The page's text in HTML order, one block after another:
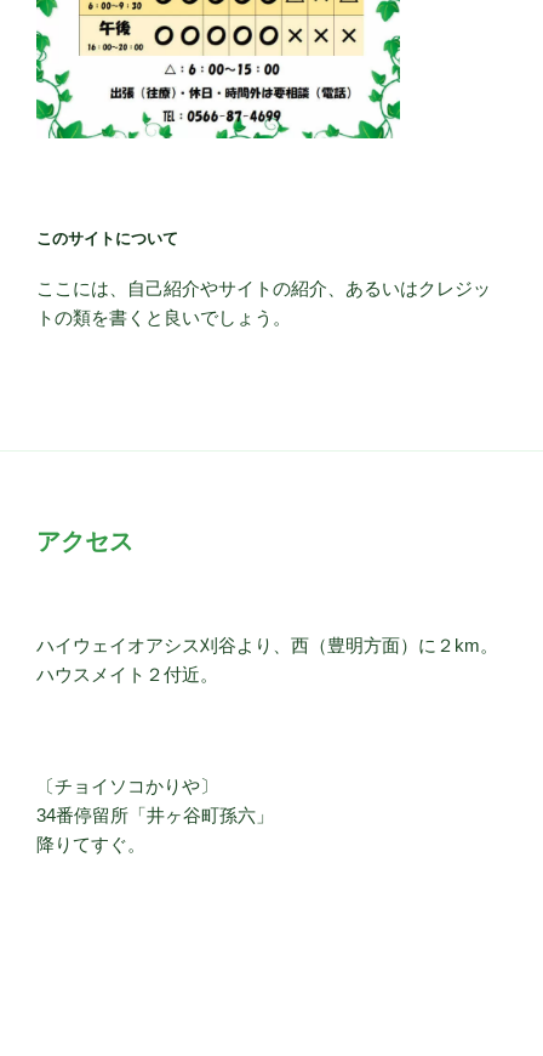
このサイトについて
ここには、自己紹介やサイトの紹介、あるいはクレジッ
トの類を書くと良いでしょう。
アクセス
ハイウェイオアシス刈谷より、西（豊明方面）に２km。
ハウスメイト２付近。
〔チョイソコかりや〕
34番停留所「井ヶ谷町孫六」
降りてすぐ。